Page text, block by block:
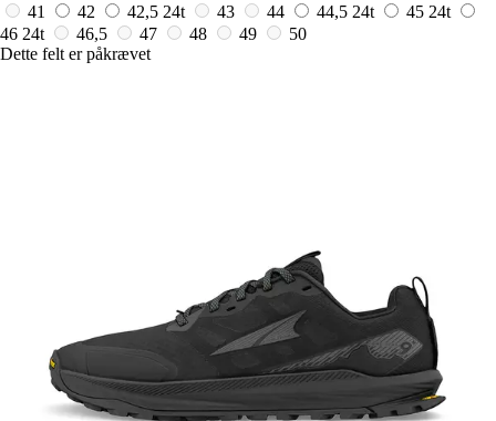
41 42 42,5 24t 43 44 44,5 24t 45 24t
46 24t 46,5 47 48 49
50
Dette felt er påkrævet